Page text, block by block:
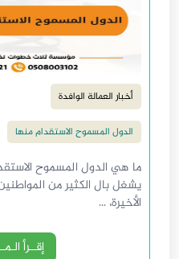
أخبار العمالة الوافدة
الدول المسموح الاستقدام منها
ما هي الدول المسموح
يشغل بال الكثير من
الأخيرة، ...
إقــرأ